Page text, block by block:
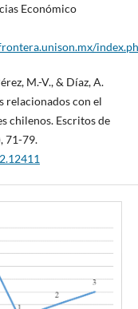
Económico
M.-V., & Díaz, A.
relacionados con el
chilenos. Escritos de
71-79.